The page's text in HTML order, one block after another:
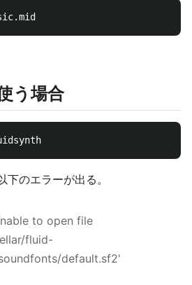
う場合
のエラーが出る。
to open file
fluid-
default.sf2'